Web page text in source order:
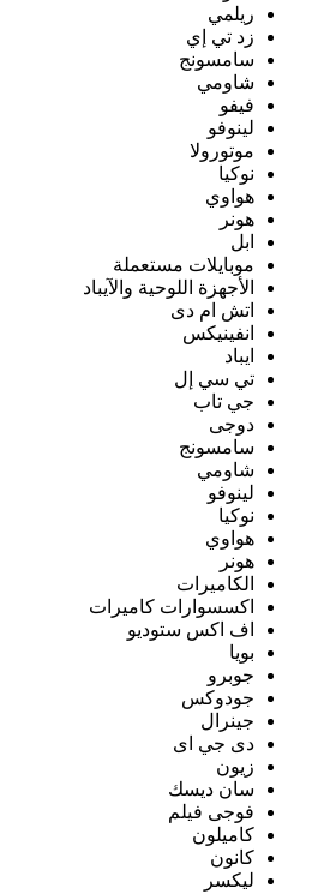
ريلمي
زد تي إي
سامسونج
شاومي
فيفو
لينوفو
موتورولا
نوكيا
هواوي
هونر
ابل
موبايلات مستعملة
الأجهزة اللوحية والآيباد
اتش ام دى
انفينيكس
ايباد
تي سي إل
جي تاب
دوجى
سامسونج
شاومي
لينوفو
نوكيا
هواوي
هونر
الكاميرات
اكسسوارات كاميرات
اف اكس ستوديو
بويا
جوبرو
جودوكس
جينرال
دى جي اى
زيون
سان ديسك
فوجى فيلم
كاميلون
كانون
ليكسر